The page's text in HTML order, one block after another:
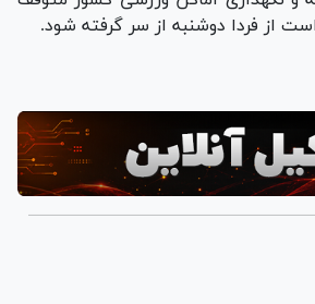
از فردا دوشنبه از سر گرفته شود.